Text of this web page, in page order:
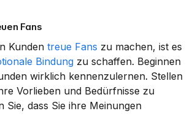
Fans
Kunden treue Fans zu machen, ist es
Bindung zu schaffen. Beginnen
wirklich kennenzulernen. Stellen
Vorlieben und Bedürfnisse zu
Sie, dass Sie ihre Meinungen